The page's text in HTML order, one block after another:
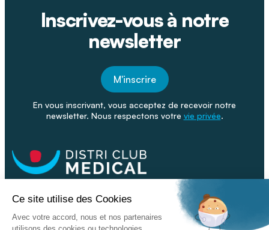
Inscrivez-vous à notre
newsletter
M'inscrire
En vous inscrivant, vous acceptez de recevoir notre
newsletter. Nous respectons votre vie privée.
Nos catalogues
Nos conseils - Blog